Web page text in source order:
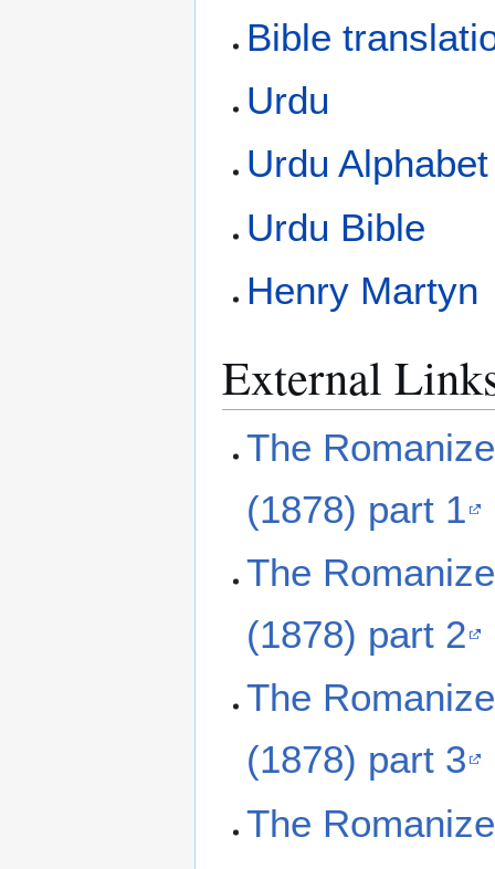
Bible
Urdu
Urdu Alphabet
Urdu Bible
Henry Martyn
External
The
(1878) part 1
The
(1878) part 2
The
(1878) part 3
The